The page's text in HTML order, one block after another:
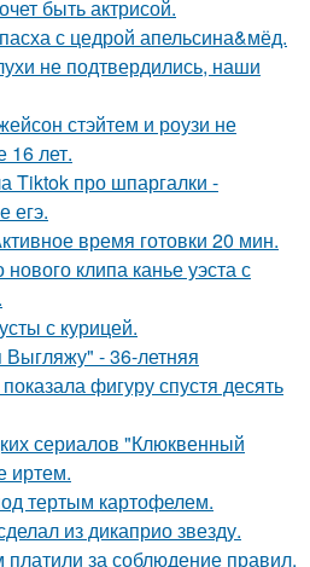
быть актрисой.
с цедрой апельсина&мёд.
не подтвердились, наши
стэйтем и роузи не
16 лет.
Tiktok про шпаргалки -
егэ.
время готовки 20 мин.
клипа канье уэста с
с курицей.
- 36-летняя
фигуру спустя десять
сериалов "Клюквенный
иртем.
тертым картофелем.
из дикаприо звезду.
за соблюдение правил.